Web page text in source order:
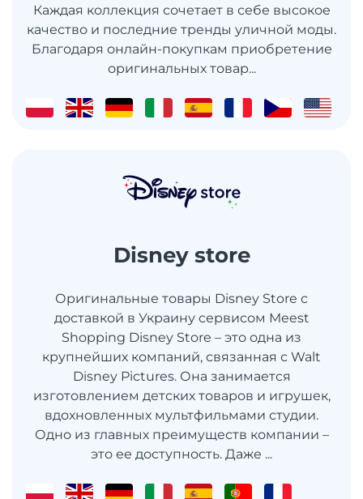
Каждая коллекция сочетает в себе высокое
качество и последние тренды уличной моды.
Благодаря онлайн-покупкам приобретение
оригинальных товар...
Disney store
Оригинальные товары Disney Store с
доставкой в Украину сервисом Meest
Shopping Disney Store – это одна из
крупнейших компаний, связанная с Walt
Disney Pictures. Она занимается
изготовлением детских товаров и игрушек,
вдохновленных мультфильмами студии.
Одно из главных преимуществ компании –
это ее доступность. Даже ...